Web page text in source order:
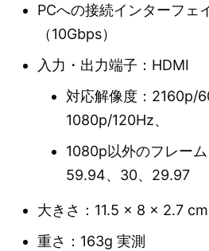
PCへの接続インターフェ
（10Gbps）
入力・出力端子：HDMI
対応解像度：2160p/
1080p/120Hz、
1080p以外のフレーム
59.94、30、29.97
大きさ：11.5 × 8 × 2.7 cm
重さ：163g 実測